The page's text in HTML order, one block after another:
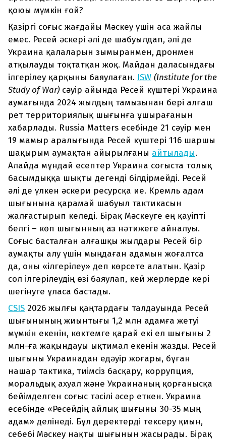
қоюы мүмкін ғой?
Қазіргі соғыс жағдайы Мәскеу үшін аса жайлы
емес. Ресей әскері әлі де шабуылдап, әлі де
Украина қалаларын зымыранмен, дронмен
атқылауды тоқтатқан жоқ. Майдан даласындағы
ілгерілеу қарқыны баяулаған. ISW (Institute for the
Study of War) сәуір айында Ресей күштері Украина
аумағында 2024 жылдың тамызынан бері алғаш
рет территориялық шығынға ұшырағанын
хабарлады. Russia Matters есебінде 21 сәуір мен
19 мамыр аралығында Ресей күштері 116 шаршы
шақырым аумақтан айырылғаны айтылады.
Алайда мұндай есептер Украина соғыста толық
басымдыққа шықты дегенді білдірмейді. Ресей
әлі де үлкен әскери ресурсқа ие. Кремль адам
шығынына қарамай шабуыл тактикасын
жалғастырып келеді. Бірақ Мәскеуге ең қауіпті
белгі – көп шығынның аз нәтижеге айналуы.
Соғыс басталған алғашқы жылдары Ресей бір
аумақты алу үшін мыңдаған адамын жоғалтса
да, оны «ілгерілеу» деп көрсете алатын. Қазір
сол ілгерілеудің өзі баяулап, кей жерлерде кері
шегінуге ұласа бастады.
CSIS 2026 жылғы қаңтардағы талдауында Ресей
шығынының жиынтығы 1,2 млн адамға жетуі
мүмкін екенін, көктемге қарай екі ел шығыны 2
млн-ға жақындауы ықтимал екенін жазды. Ресей
шығыны Украинадан едәуір жоғары, бұған
нашар тактика, тиімсіз басқару, коррупция,
моральдық ахуал және Украинаның қорғанысқа
бейімделген соғыс тәсілі әсер еткен. Украина
есебінде «Ресейдің айлық шығыны 30-35 мың
адам» делінеді. Бұл деректерді тексеру қиын,
себебі Мәскеу нақты шығынын жасырады. Бірақ